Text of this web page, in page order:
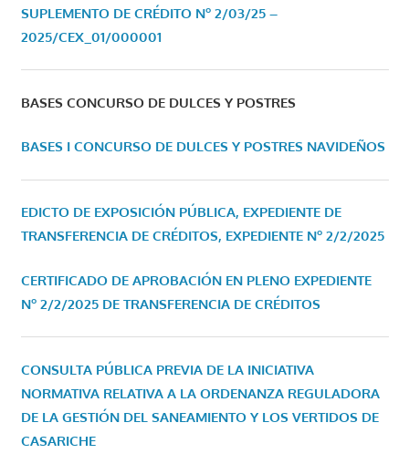
SUPLEMENTO DE CRÉDITO Nº 2/03/25 –
2025/CEX_01/000001
BASES CONCURSO DE DULCES Y POSTRES
BASES I CONCURSO DE DULCES Y POSTRES NAVIDEÑOS
EDICTO DE EXPOSICIÓN PÚBLICA, EXPEDIENTE DE
TRANSFERENCIA DE CRÉDITOS, EXPEDIENTE Nº 2/2/2025
CERTIFICADO DE APROBACIÓN EN PLENO EXPEDIENTE
Nº 2/2/2025 DE TRANSFERENCIA DE CRÉDITOS
CONSULTA PÚBLICA PREVIA DE LA INICIATIVA
NORMATIVA RELATIVA A LA ORDENANZA REGULADORA
DE LA GESTIÓN DEL SANEAMIENTO Y LOS VERTIDOS DE
CASARICHE